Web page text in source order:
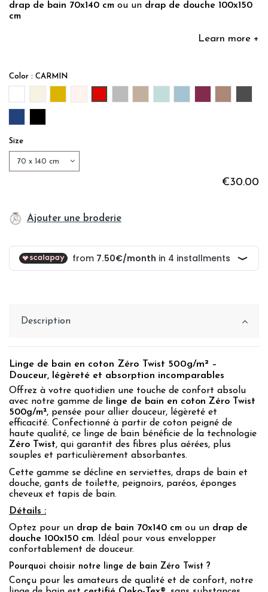
drap de bain 70x140 cm ou un drap de douche 100x150
cm
Learn more +
Color : CARMIN
Size
€30.00
Ajouter une broderie
Description
Linge de bain en coton Zéro Twist 500g/m² –
Douceur, légèreté et absorption incomparables
Offrez à votre quotidien une touche de confort absolu
avec notre gamme de linge de bain en coton Zéro Twist
500g/m², pensée pour allier douceur, légèreté et
efficacité. Confectionné à partir de coton peigné de
haute qualité, ce linge de bain bénéficie de la technologie
Zéro Twist, qui garantit des fibres plus aérées, plus
souples et particulièrement absorbantes.
Cette gamme se décline en serviettes, draps de bain et
douche, gants de toilette, peignoirs, paréos, éponges
cheveux et tapis de bain.
Détails :
Optez pour un drap de bain 70x140 cm ou un drap de
douche 100x150 cm. Idéal pour vous envelopper
confortablement de douceur.
Pourquoi choisir notre linge de bain Zéro Twist ?
Conçu pour les amateurs de qualité et de confort, notre